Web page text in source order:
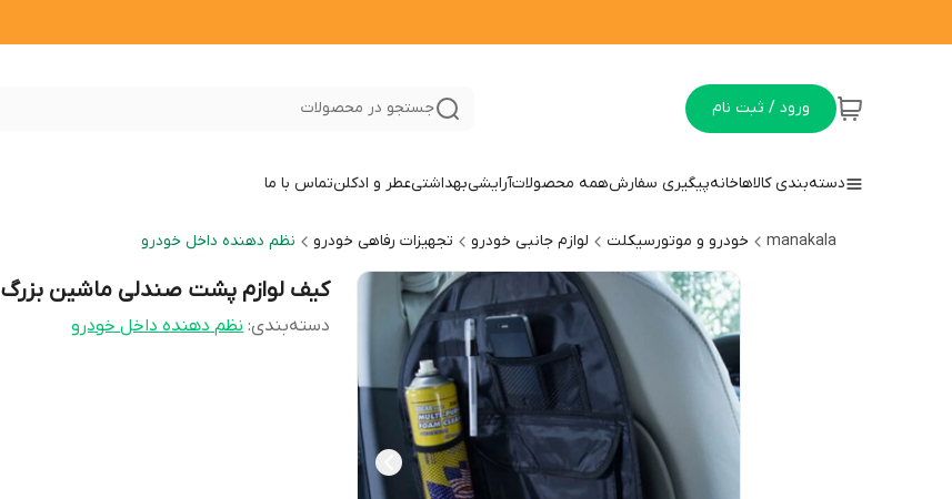
ورود / ثبت نام جستجو در محصولات
دسته‌بندی کالاهاخانهپیگیری سفارشهمه محصولاتآرایشیبهداشتیعطر و ادکلنتماس با ما
manakala خودرو و موتورسیکلت لوازم جانبی خودرو تجهیزات رفاهی خودرو نظم دهنده داخل خودرو
کیف لوازم پشت صندلی ماشین بزرگ
دسته‌بندی:نظم دهنده داخل خودرو